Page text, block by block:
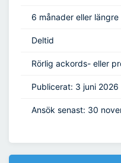
6 månader eller längre
Deltid
Rörlig ackords- eller
Publicerat: 3 juni 2026
Ansök senast: 30